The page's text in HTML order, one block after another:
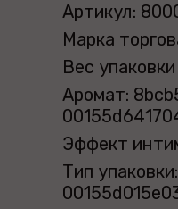
Артикул:
Марка
Вес
Аромат:
Эффект
Тип